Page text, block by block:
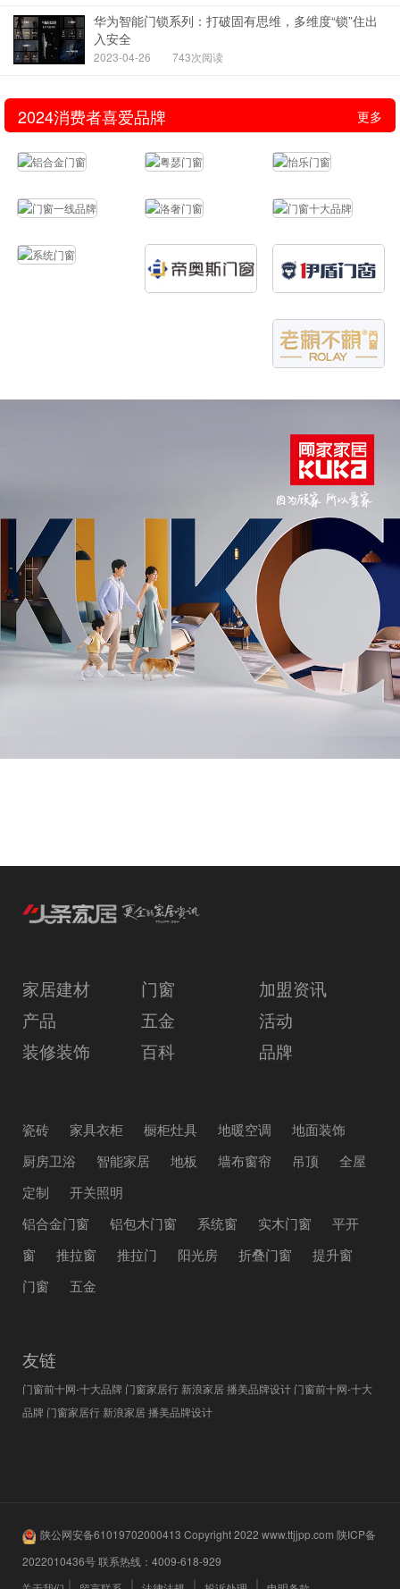
华为智能门锁系列：打破固有思维，多维度“锁”住出
入安全
2023-04-26 743次阅读
2024消费者喜爱品牌 更多
家居建材 门窗
加盟资讯
产品
五金
活动
装修装饰
百科 品牌
瓷砖 家具衣柜 橱柜灶具 地暖空调
地面装饰
厨房卫浴
智能家居 地板 墙布窗帘 吊顶
全屋
定制
开关照明
铝合金门窗
铝包木门窗 系统窗 实木门窗
平开
窗
推拉窗 推拉门 阳光房 折叠门窗
提升窗
门窗
五金
友链
门窗前十网-十大品牌 门窗家居行 新浪家居播美品牌设计 门窗前十网-十大
品牌 门窗家居行 新浪家居播美品牌设计
陕公网安备61019702000413 Copyright 2022 www.ttjjpp.com 陕ICP备
2022010436号联系热线： 4009-618-929